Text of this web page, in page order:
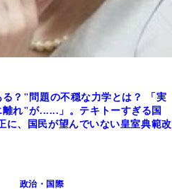
？"問題の不穏な力学とは？ 「実
れ"が......」。テキトーすぎる国
に、国民が望んでいない皇室典範改
政治・国際